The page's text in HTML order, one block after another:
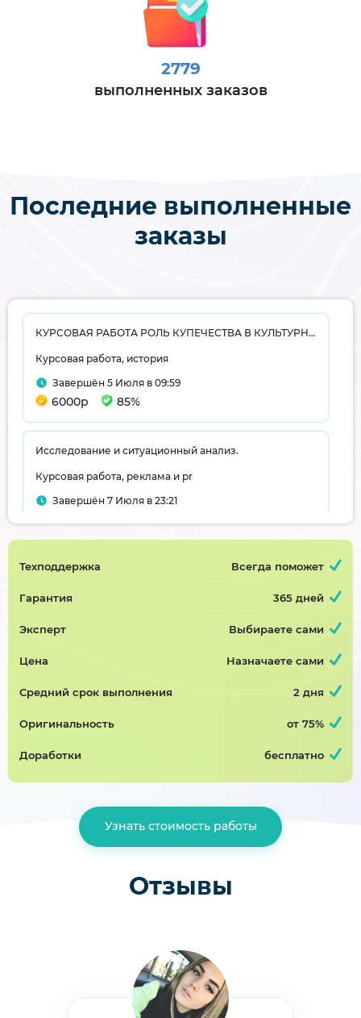
2779
выполненных заказов
Последние выполненные
заказы
КУРСОВАЯ РАБОТА РОЛЬ КУПЕЧЕСТВА В КУЛЬТУРНОМ РАЗВИТИИ ГОРОДОВ ПСКОВСКОЙ ГУБЕРНИИ ВТОРОЙ ПОЛОВИНЫ XIX-нач. XX вв.
Курсовая работа, история
Завершён 5 Июля в 09:59
6000р 85%
Исследование и ситуационный анализ.
Курсовая работа, реклама и pr
Завершён 7 Июля в 23:21
Трансформаторная подстанция глубокого ввода завода производства стали
Курсовая работа, электроснабжение
5000р
4500р
Курсовая работа, радиоэлектроника
Завершён 10 Июня в 23:12
75%
Техподдержка Всегда поможет
Гарантия 365 дней
Эксперт Выбираете сами
Цена Назначаете сами
Средний срок выполнения 2 дня
Оригинальность от 75%
Доработки бесплатно
Узнать стоимость работы
Отзывы